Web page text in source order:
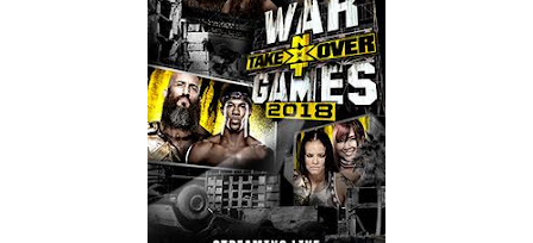
WWE: Possível adversário de Roman Reigns no
México revelado
Aug 07 2026
Agente livre de peso: Kairi Sane revela inúmeras
propostas após saída da WWE e pondera o
próximo passo